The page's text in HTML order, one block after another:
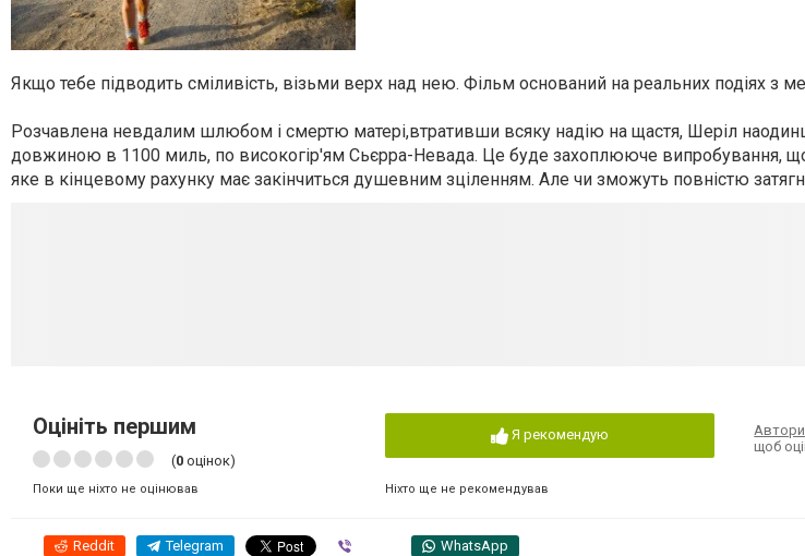
Якщо тебе підводить сміливість, візьми верх над нею. Фільм оснований на реальних подіях з
Розчавлена невдалим шлюбом і смертю матері,втративши всяку надію на щастя, Шеріл
довжиною в 1100 миль, по високогір'ям Сьєрра-Невада. Це буде захоплююче випробування,
яке в кінцевому рахунку має закінчиться душевним зціленням. Але чи зможуть повністю
Оцініть першим
(0 оцінок)
Поки ще ніхто не оцінював
Я рекомендую
Ніхто ще не рекомендував
щоб
Reddit Telegram WhatsApp